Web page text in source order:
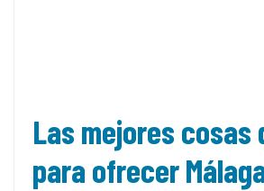
Las mejores cosas
para ofrecer